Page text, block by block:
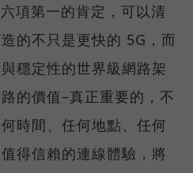
項第一的肯定，可以清
的不只是更快的 5G，而
穩定性的世界級網路架
的價值–真正重要的，不
時間、任何地點、任何
得信賴的連線體驗，將